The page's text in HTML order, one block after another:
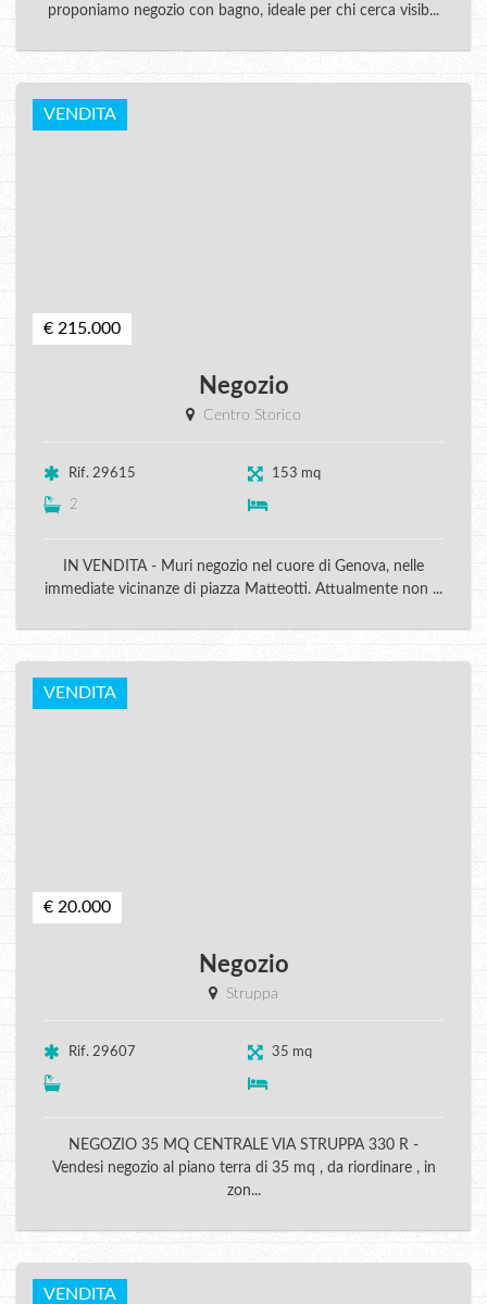
proponiamo negozio con bagno, ideale per chi cerca visib...
VENDITA
€ 215.000
Negozio
Centro Storico
Rif. 29615 153 mq
2
IN VENDITA - Muri negozio nel cuore di Genova, nelle
immediate vicinanze di piazza Matteotti. Attualmente non ...
VENDITA
€ 20.000
Negozio
Struppa
Rif. 29607 35 mq
NEGOZIO 35 MQ CENTRALE VIA STRUPPA 330 R -
Vendesi negozio al piano terra di 35 mq , da riordinare , in
zon...
VENDITA